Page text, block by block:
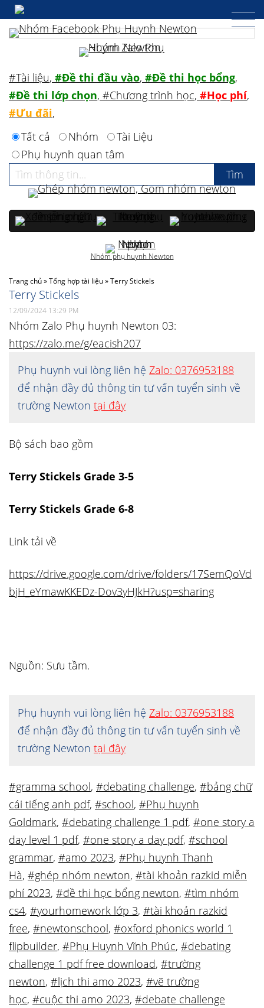
Trang chủ»Tổng hợp tài liệu»Terry Stickels
Terry Stickels
12/09/2024 13:29 PM
Nhóm Zalo Phụ huynh Newton 03:
https://zalo.me/g/eacish207
Phụ huynh vui lòng liên hệ Zalo: 0376953188
để nhận đầy đủ thông tin tư vấn tuyển sinh về
trường Newton tại đây
Bộ sách bao gồm
Terry Stickels Grade 3-5
Terry Stickels Grade 6-8
Link tải về
https://drive.google.com/drive/folders/17SemQoVd
bjH_eYmawKKEDz-Dov3yHJkH?usp=sharing
Nguồn: Sưu tầm.
Phụ huynh vui lòng liên hệ Zalo: 0376953188
để nhận đầy đủ thông tin tư vấn tuyển sinh về
trường Newton tại đây
#gramma school, #debating challenge, #bảng chữ
cái tiếng anh pdf, #school, #Phụ huynh
Goldmark, #debating challenge 1 pdf, #one story a
day level 1 pdf, #one story a day pdf, #school
grammar, #amo 2023, #Phụ huynh Thanh
Hà, #ghép nhóm newton, #tài khoản razkid miễn
phí 2023, #đề thi học bổng newton, #tìm nhóm
cs4, #yourhomework lớp 3, #tài khoản razkid
free, #newtonschool, #oxford phonics world 1
flipbuilder, #Phụ Huynh Vĩnh Phúc, #debating
challenge 1 pdf free download, #trường
newton, #lịch thi amo 2023, #vẽ trường
học, #cuộc thi amo 2023, #debate challenge
#Tài liệu, #Đề thi đầu vào, #Đề thi học bổng,
#Đề thi lớp chọn, #Chương trình học, #Học phí,
#Ưu đãi,
Tất cả
Nhóm
Tài Liệu
Phụ huynh quan tâm
Nhóm phụ huynh Newton